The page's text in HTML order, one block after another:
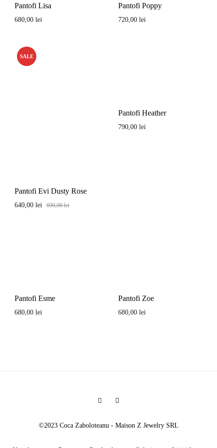
Pantofi Lisa
680,00 lei
Pantofi Poppy
720,00 lei
SALE
Pantofi Evi Dusty Rose
640,00 lei 690,00lei
Pantofi Heather
790,00 lei
Pantofi Esme
680,00 lei
Pantofi Zoe
680,00 lei
Facebook
©2023 Coca Zaboloteanu - Maison Z Jewelry SRL